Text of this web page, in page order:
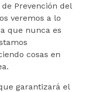
Prevención del
veremos a lo
que nunca es
cosas en
garantizará el